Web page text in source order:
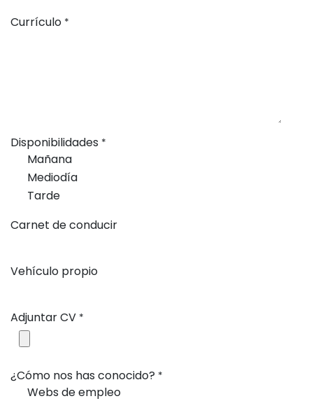
Currículo *
Disponibilidades *
Mañana
Mediodía
Tarde
Carnet de conducir
Vehículo propio
Adjuntar CV *
¿Cómo nos has conocido? *
Webs de empleo